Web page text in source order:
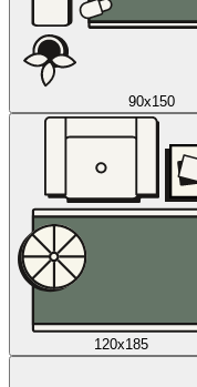
90x150
120x185